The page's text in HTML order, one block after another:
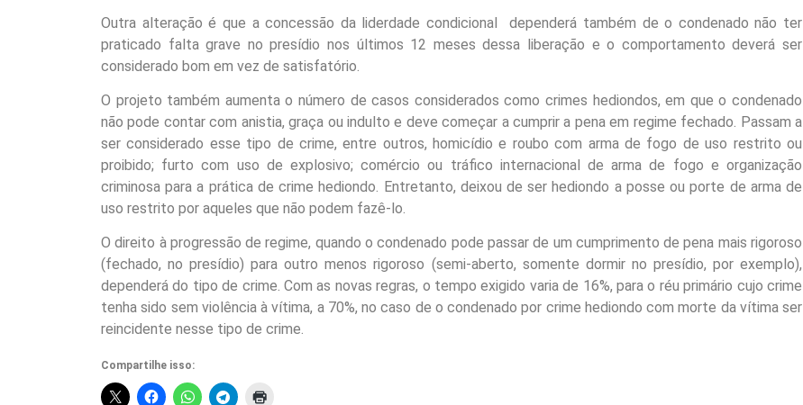
Outra alteração é que a concessão da liderdade condicional dependerá também de o condenado não ter
praticado falta grave no presídio nos últimos 12 meses dessa liberação e o comportamento deverá ser
considerado bom em vez de satisfatório.
O projeto também aumenta o número de casos considerados como crimes hediondos, em que o condenado
não pode contar com anistia, graça ou indulto e deve começar a cumprir a pena em regime fechado. Passam a
ser considerado esse tipo de crime, entre outros, homicídio e roubo com arma de fogo de uso restrito ou
proibido; furto com uso de explosivo; comércio ou tráfico internacional de arma de fogo e organização
criminosa para a prática de crime hediondo. Entretanto, deixou de ser hediondo a posse ou porte de arma de
uso restrito por aqueles que não podem fazê-lo.
O direito à progressão de regime, quando o condenado pode passar de um cumprimento de pena mais rigoroso
(fechado, no presídio) para outro menos rigoroso (semi-aberto, somente dormir no presídio, por exemplo),
dependerá do tipo de crime. Com as novas regras, o tempo exigido varia de 16%, para o réu primário cujo crime
tenha sido sem violência à vítima, a 70%, no caso de o condenado por crime hediondo com morte da vítima ser
reincidente nesse tipo de crime.
Compartilhe isso: